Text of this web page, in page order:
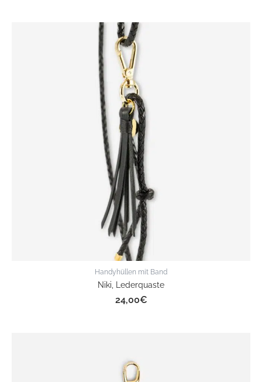
Handyhüllen mit Band
Niki, Lederquaste
24,00€